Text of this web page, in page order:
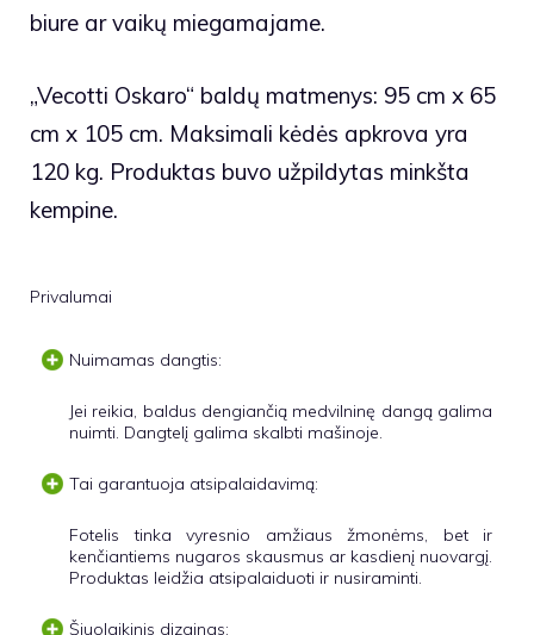
biure ar vaikų miegamajame.
„Vecotti Oskaro“ baldų matmenys: 95 cm x 65
cm x 105 cm. Maksimali kėdės apkrova yra
120 kg. Produktas buvo užpildytas minkšta
kempine.
Privalumai
Nuimamas dangtis:
Jei reikia, baldus dengiančią medvilninę dangą galima
nuimti. Dangtelį galima skalbti mašinoje.
Tai garantuoja atsipalaidavimą:
Fotelis tinka vyresnio amžiaus žmonėms, bet ir
kenčiantiems nugaros skausmus ar kasdienį nuovargį.
Produktas leidžia atsipalaiduoti ir nusiraminti.
Šiuolaikinis dizainas: